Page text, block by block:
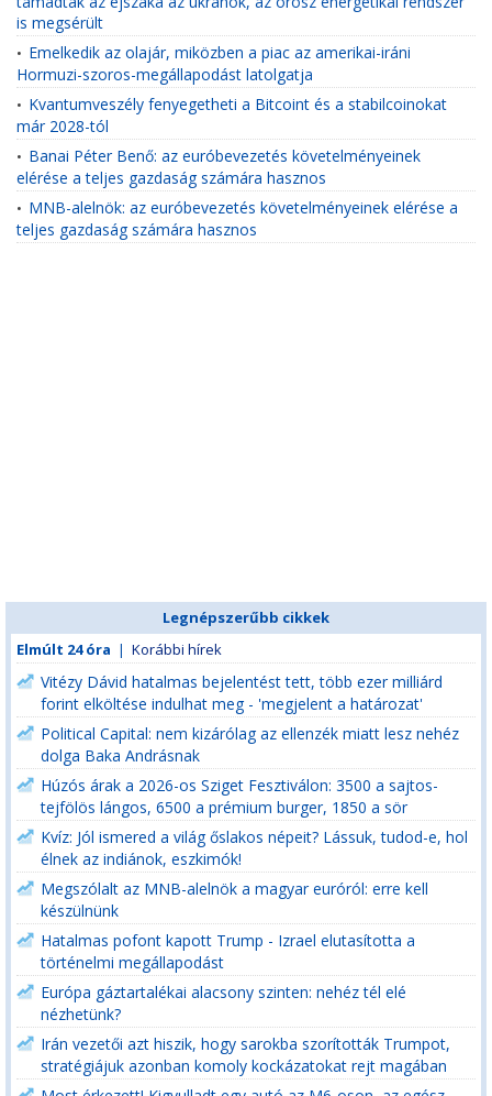
is megsérült
• Emelkedik az olajár, miközben a piac az amerikai-iráni
Hormuzi-szoros-megállapodást latolgatja
• Kvantumveszély fenyegetheti a Bitcoint és a stabilcoinokat
már 2028-tól
• Banai Péter Benő: az euróbevezetés követelményeinek
elérése a teljes gazdaság számára hasznos
• MNB-alelnök: az euróbevezetés követelményeinek elérése a
teljes gazdaság számára hasznos
Legnépszerűbb cikkek
Elmúlt 24 óra | Korábbi hírek
Vitézy Dávid hatalmas bejelentést tett, több ezer milliárd
forint elköltése indulhat meg - 'megjelent a határozat'
Political Capital: nem kizárólag az ellenzék miatt lesz nehéz
dolga Baka Andrásnak
Húzós árak a 2026-os Sziget Fesztiválon: 3500 a sajtos-
tejfölös lángos, 6500 a prémium burger, 1850 a sör
Kvíz: Jól ismered a világ őslakos népeit? Lássuk, tudod-e, hol
élnek az indiánok, eszkimók!
Megszólalt az MNB-alelnök a magyar euróról: erre kell
készülnünk
Hatalmas pofont kapott Trump - Izrael elutasította a
történelmi megállapodást
Európa gáztartalékai alacsony szinten: nehéz tél elé
nézhetünk?
Irán vezetői azt hiszik, hogy sarokba szorították Trumpot,
stratégiájuk azonban komoly kockázatokat rejt magában